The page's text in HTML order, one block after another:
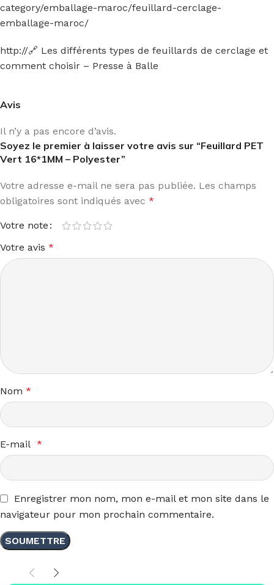
category/emballage-maroc/feuillard-cerclage-
emballage-maroc/
http://🔗 Les différents types de feuillards de cerclage et
comment choisir – Presse à Balle
Avis
Il n’y a pas encore d’avis.
Soyez le premier à laisser votre avis sur “Feuillard PET
Vert 16*1MM – Polyester”
Votre adresse e-mail ne sera pas publiée. Les champs
obligatoires sont indiqués avec *
Votre note
Votre avis *
Nom *
E-mail *
Enregistrer mon nom, mon e-mail et mon site dans le
navigateur pour mon prochain commentaire.